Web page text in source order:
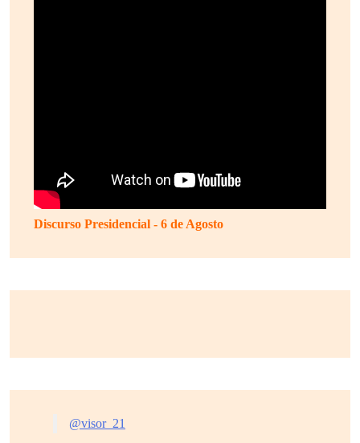
Discurso Presidencial - 6 de Agosto
@visor_21